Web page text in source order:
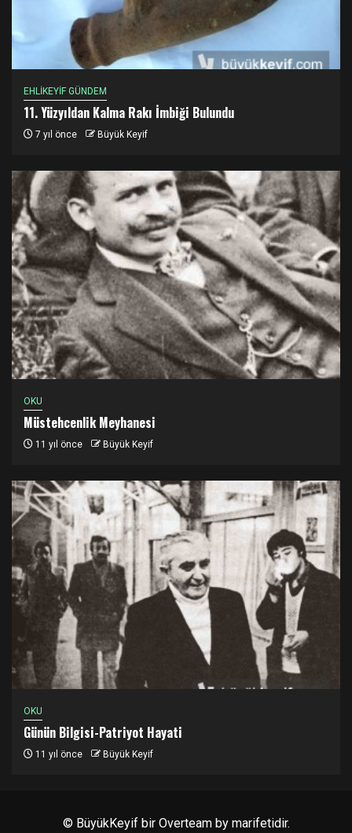
EHLİKEYİF GÜNDEM
11. Yüzyıldan Kalma Rakı İmbiği Bulundu
7 yıl önce Büyük Keyif
OKU
Müstehcenlik Meyhanesi
11 yıl önce Büyük Keyif
OKU
Günün Bilgisi-Patriyot Hayati
11 yıl önce Büyük Keyif
© BüyükKeyif bir Overteamby marifetidir.